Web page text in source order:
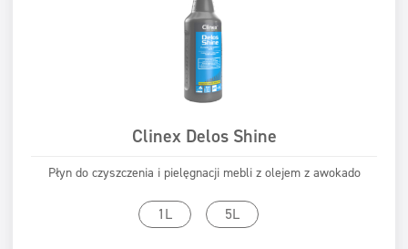
Clinex Delos Shine
Płyn do czyszczenia i pielęgnacji mebli z olejem z awokado
1L 5L